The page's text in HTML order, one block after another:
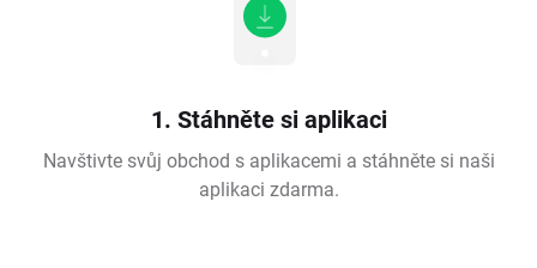
1. Stáhněte si aplikaci
Navštivte svůj obchod s aplikacemi a stáhněte si naši
aplikaci zdarma.